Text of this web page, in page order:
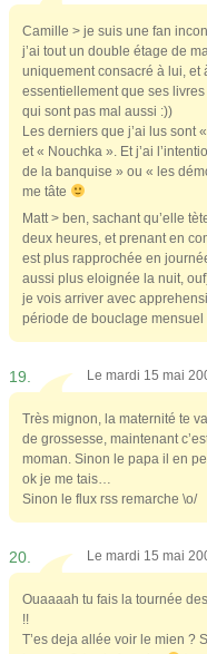
Camille > je suis une fan
j’ai tout un double étage de
uniquement consacré à lui, et
essentiellement que ses
qui sont pas mal aussi :))
Les derniers que j’ai lus sont
et « Nouchka ». Et j’ai
de la banquise » ou « les
me tâte
Matt > ben, sachant qu’elle
deux heures, et prenant en
est plus rapprochée en
aussi plus eloignée la nuit,
je vois arriver avec
période de bouclage mensuel
19. Le mardi 15 mai
Très mignon, la maternité te
de grossesse, maintenant
moman. Sinon le papa il en
ok je me tais…
Sinon le flux rss remarche \o/
20. Le mardi 15 mai
Ouaaaah tu fais la tournée
!!
T’es deja allée voir le mien ?